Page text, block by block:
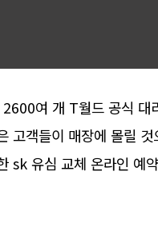
여 개 T월드 공식 대
고객들이 매장에 몰릴
sk 유심 교체 온라인 예